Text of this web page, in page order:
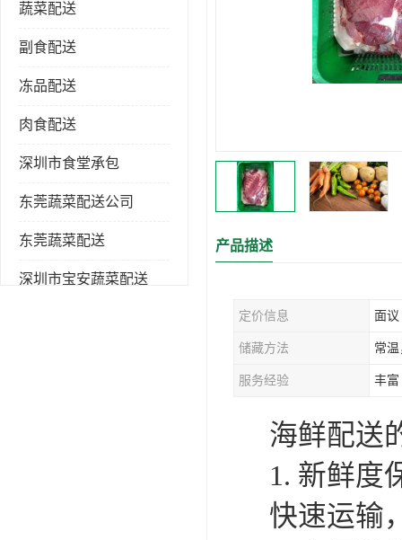
蔬菜配送
副食配送
冻品配送
肉食配送
深圳市食堂承包
东莞蔬菜配送公司
东莞蔬菜配送
深圳市宝安蔬菜配送
产品描述
定价信息 面议
储藏方法 常
服务经验 丰富
海鲜配送
1. 新鲜度
快速运输